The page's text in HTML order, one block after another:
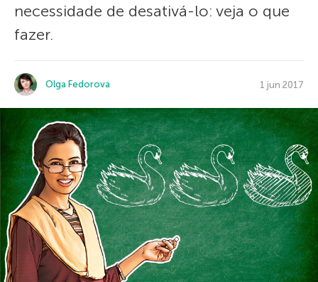
necessidade de desativá-lo: veja o que
fazer.
Olga Fedorova 1 jun 2017